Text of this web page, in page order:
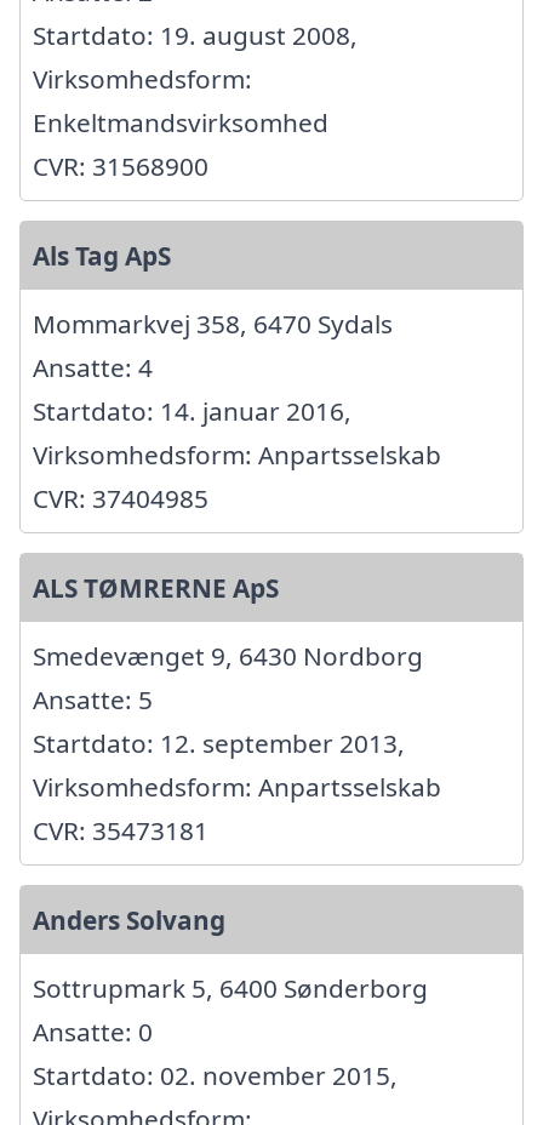
Startdato: 19. august 2008,
Virksomhedsform:
Enkeltmandsvirksomhed
CVR: 31568900
Als Tag ApS
Mommarkvej 358, 6470 Sydals
Ansatte: 4
Startdato: 14. januar 2016,
Virksomhedsform: Anpartsselskab
CVR: 37404985
ALS TØMRERNE ApS
Smedevænget 9, 6430 Nordborg
Ansatte: 5
Startdato: 12. september 2013,
Virksomhedsform: Anpartsselskab
CVR: 35473181
Anders Solvang
Sottrupmark 5, 6400 Sønderborg
Ansatte: 0
Startdato: 02. november 2015,